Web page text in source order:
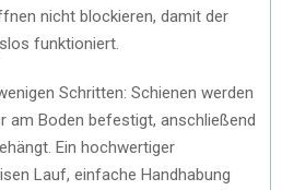
nicht blockieren, damit der
funktioniert.
Schritten: Schienen werden
am Boden befestigt, anschließend
Ein hochwertiger
Lauf, einfache Handhabung